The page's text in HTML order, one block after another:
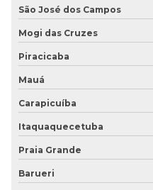
Piso moeda de borracha
Piso moeda de borracha
Piso moeda em placas
Piso pastilhado
Piso pastilhado
São José dos Campos
Mogi das Cruzes
Piracicaba
Mauá
Carapicuíba
Itaquaquecetuba
Praia Grande
Barueri